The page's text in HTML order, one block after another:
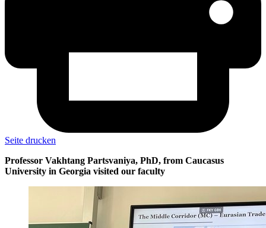
Seite drucken
Professor Vakhtang Partsvaniya, PhD, from Caucasus
University in Georgia visited our faculty